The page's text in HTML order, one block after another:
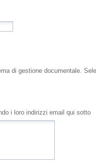
di gestione documentale.
i loro indirizzi email qui sotto